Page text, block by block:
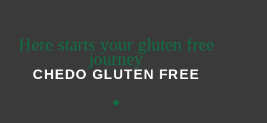
Here starts your gluten free
journey
CHEDO GLUTEN FREE